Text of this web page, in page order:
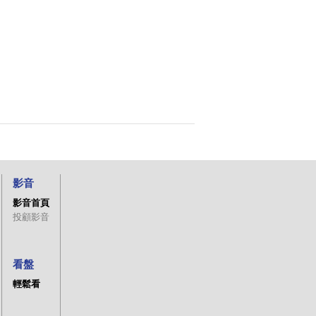
影音
影音首頁
投顧影音
看盤
輕鬆看